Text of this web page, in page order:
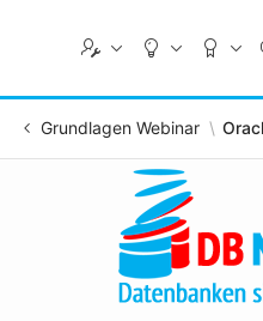
Grundlagen Webinar